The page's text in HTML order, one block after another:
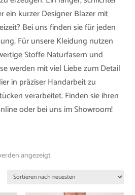
ein kurzer Designer Blazer mit
Bei uns finden sie für jeden
Für unsere Kleidung nutzen
Stoffe Naturfasern und
werden mit viel Liebe zum Detail
in präziser Handarbeit zu
verarbeitet. Finden sie ihren
oder bei uns im Showroom!
angezeigt